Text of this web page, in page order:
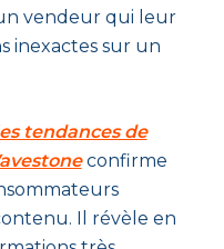
vendeur qui leur
inexactes sur un
tendances de
confirme
Il révèle en